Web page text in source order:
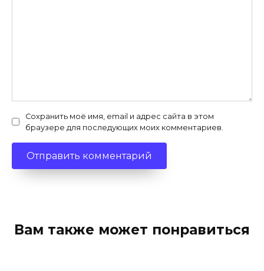
Сохранить моё имя, email и адрес сайта в этом
браузере для последующих моих комментариев.
Вам также может понравиться